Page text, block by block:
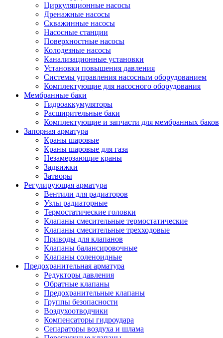
Циркуляционные насосы
Дренажные насосы
Скважинные насосы
Насосные станции
Поверхностные насосы
Колодезные насосы
Канализационные установки
Установки повышения давления
Системы управления насосным оборудованием
Комплектующие для насосного оборудования
Мембранные баки
Гидроаккумуляторы
Расширительные баки
Комплектующие и запчасти для мембранных баков
Запорная арматура
Краны шаровые
Краны шаровые для газа
Незамерзающие краны
Задвижки
Затворы
Регулирующая арматура
Вентили для радиаторов
Узлы радиаторные
Термостатические головки
Клапаны смесительные термостатические
Клапаны смесительные трехходовые
Приводы для клапанов
Клапаны балансировочные
Клапаны соленоидные
Предохранительная арматура
Редукторы давления
Обратные клапаны
Предохранительные клапаны
Группы безопасности
Воздухоотводчики
Компенсаторы гидроудара
Сепараторы воздуха и шлама